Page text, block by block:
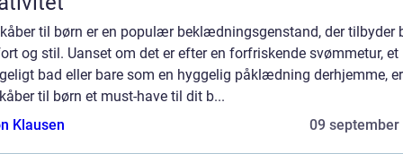
til børn er en populær beklædningsgenstand, der tilbyder
og stil. Uanset om det er efter en forfriskende svømmetur, et
bad eller bare som en hyggelig påklædning derhjemme, er
til børn et must-have til dit b...
Klausen
09 september